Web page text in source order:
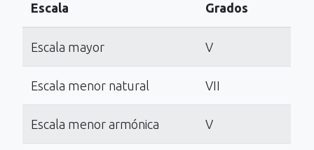
Escala Grados
Escala mayor V
Escala menor natural VII
Escala menor armónica V